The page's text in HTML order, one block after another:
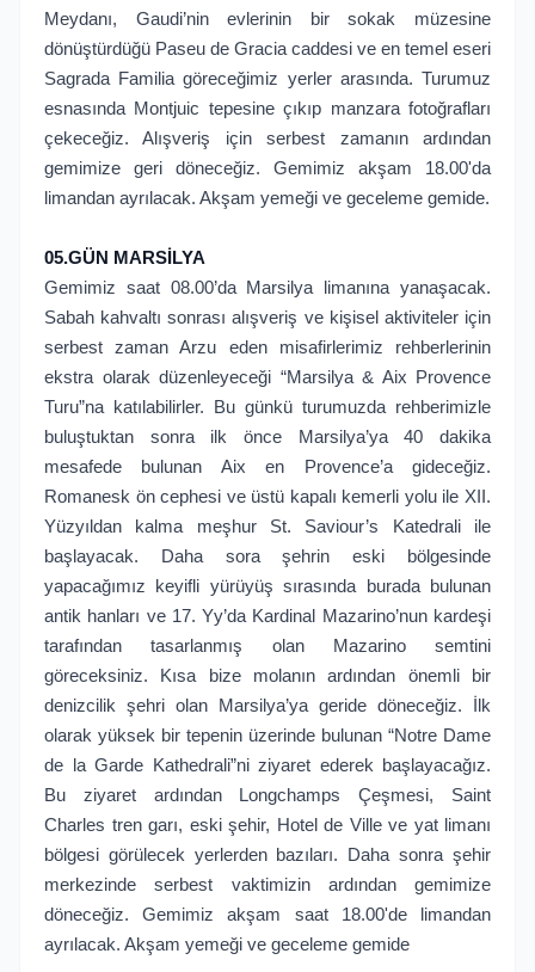
Meydanı, Gaudi’nin evlerinin bir sokak müzesine
dönüştürdüğü Paseu de Gracia caddesi ve en temel eseri
Sagrada Familia göreceğimiz yerler arasında. Turumuz
esnasında Montjuic tepesine çıkıp manzara fotoğrafları
çekeceğiz. Alışveriş için serbest zamanın ardından
gemimize geri döneceğiz. Gemimiz akşam 18.00'da
limandan ayrılacak. Akşam yemeği ve geceleme gemide.
05.GÜN MARSİLYA
Gemimiz saat 08.00’da Marsilya limanına yanaşacak.
Sabah kahvaltı sonrası alışveriş ve kişisel aktiviteler için
serbest zaman Arzu eden misafirlerimiz rehberlerinin
ekstra olarak düzenleyeceği “Marsilya & Aix Provence
Turu”na katılabilirler. Bu günkü turumuzda rehberimizle
buluştuktan sonra ilk önce Marsilya’ya 40 dakika
mesafede bulunan Aix en Provence’a gideceğiz.
Romanesk ön cephesi ve üstü kapalı kemerli yolu ile XII.
Yüzyıldan kalma meşhur St. Saviour’s Katedrali ile
başlayacak. Daha sora şehrin eski bölgesinde
yapacağımız keyifli yürüyüş sırasında burada bulunan
antik hanları ve 17. Yy’da Kardinal Mazarino’nun kardeşi
tarafından tasarlanmış olan Mazarino semtini
göreceksiniz. Kısa bize molanın ardından önemli bir
denizcilik şehri olan Marsilya’ya geride döneceğiz. İlk
olarak yüksek bir tepenin üzerinde bulunan “Notre Dame
de la Garde Kathedrali”ni ziyaret ederek başlayacağız.
Bu ziyaret ardından Longchamps Çeşmesi, Saint
Charles tren garı, eski şehir, Hotel de Ville ve yat limanı
bölgesi görülecek yerlerden bazıları. Daha sonra şehir
merkezinde serbest vaktimizin ardından gemimize
döneceğiz. Gemimiz akşam saat 18.00'de limandan
ayrılacak. Akşam yemeği ve geceleme gemide